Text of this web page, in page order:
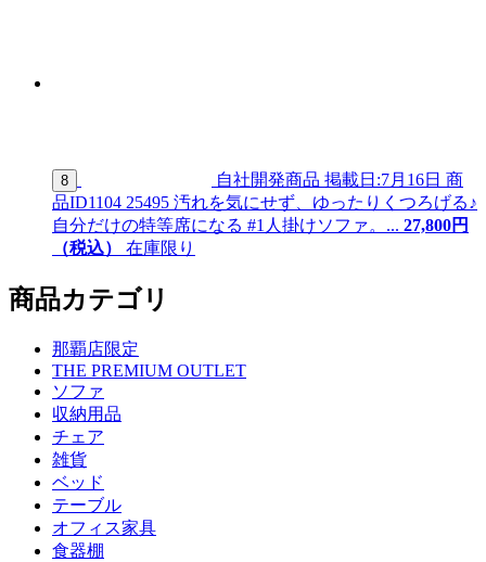
8 自社開発商品 掲載日:7月16日 商
品ID1104 25495 汚れを気にせず、ゆったりくつろげる♪
自分だけの特等席になる #1人掛けソファ。... 27,800円
（税込）
在庫限り
商品カテゴリ
那覇店限定
THE PREMIUM OUTLET
ソファ
収納用品
チェア
雑貨
ベッド
テーブル
オフィス家具
食器棚